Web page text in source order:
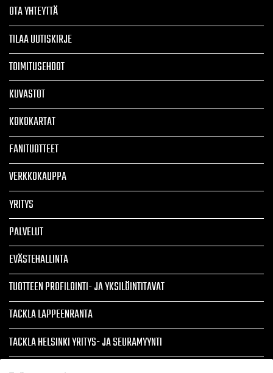
OTA YHTEYTTÄ
TILAA UUTISKIRJE
TOIMITUSEHDOT
KUVASTOT
KOKOKARTAT
FANITUOTTEET
VERKKOKAUPPA
YRITYS
PALVELUT
EVÄSTEHALLINTA
TUOTTEEN PROFILOINTI- JA YKSILÖINTITAVAT
TACKLA LAPPEENRANTA
TACKLA HELSINKI YRITYS- JA SEURAMYYNTI